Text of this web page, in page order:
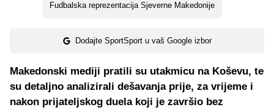
Fudbalska reprezentacija Sjeverne Makedonije
Dodajte SportSport u vaš Google izbor
Makedonski mediji pratili su utakmicu na Koševu, te
su detaljno analizirali dešavanja prije, za vrijeme i
nakon prijateljskog duela koji je završio bez